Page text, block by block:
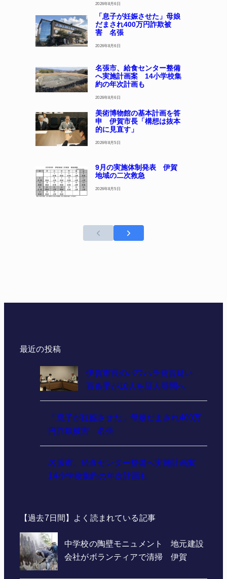
2026年8月6日
「息子が妊娠させた」母娘
だまされ400万円詐欺被
害 名張
2026年8月6日
名張市、給食センター整備
へ実施計画案 14小学校集
約の年次計画も
2026年8月6日
美術博物館の基本計画を答
申 伊賀市長「構想は抜本
的に見直す」
2026年8月5日
9月の実施体制発表 伊賀
地域の二次救急
2026年8月5日
最近の投稿
伊賀市長のパワハラ発言疑い
百条委が10人を証人尋問へ
「息子が妊娠させた」母娘だまされ400万
円詐欺被害 名張
名張市、給食センター整備へ実施計画案
14小学校集約の年次計画も
【過去7日間】よく読まれている記事